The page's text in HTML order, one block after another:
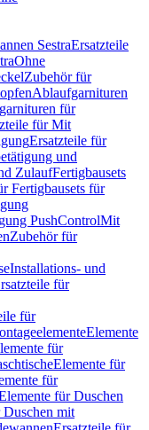
SestraErsatzteile
Ohne
Zubehör für
Ablaufgarnituren
für
für Mit
Ersatzteile für
und
ZulaufFertigbausets
Fertigbausets für
PushControlMit
Zubehör für
Installations- und
für
für
Elemente
für
Elemente für
für
für Duschen
Duschen mit